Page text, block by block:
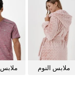
ملابس النوم
ملابس